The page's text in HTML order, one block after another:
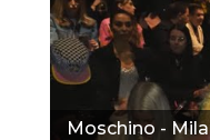
Moschino -